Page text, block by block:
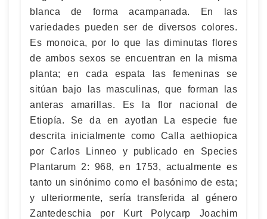
blanca de forma acampanada. En las
variedades pueden ser de diversos colores.
Es monoica, por lo que las diminutas flores
de ambos sexos se encuentran en la misma
planta; en cada espata las femeninas se
sitúan bajo las masculinas, que forman las
anteras amarillas. Es la flor nacional de
Etiopía. Se da en ayotlan La especie fue
descrita inicialmente como Calla aethiopica
por Carlos Linneo y publicado en Species
Plantarum 2: 968, en 1753, actualmente es
tanto un sinónimo como el basónimo de esta;
y ulteriormente, sería transferida al género
Zantedeschia por Kurt Polycarp Joachim